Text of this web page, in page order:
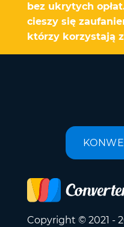
bez ukrytych
cieszy się
którzy korzystają
Copyright © 2021 -